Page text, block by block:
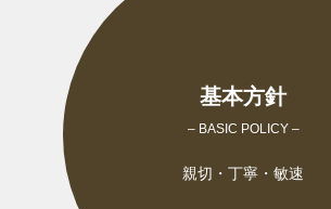
基本方針
– BASIC POLICY –
親切・丁寧・敏速